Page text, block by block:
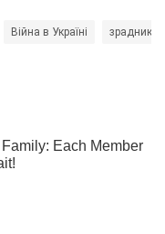
Війна в Україні зрадник